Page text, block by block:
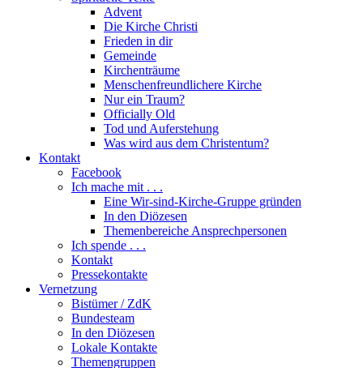
Advent
Die Kirche Christi
Frieden in dir
Gemeinde
Kirchenträume
Menschenfreundlichere Kirche
Nur ein Traum?
Officially Old
Tod und Auferstehung
Was wird aus dem Christentum?
Kontakt
Facebook
Ich mache mit . . .
Eine Wir-sind-Kirche-Gruppe gründen
In den Diözesen
Themenbereiche Ansprechpersonen
Ich spende . . .
Kontakt
Pressekontakte
Vernetzung
Bistümer / ZdK
Bundesteam
In den Diözesen
Lokale Kontakte
Themengruppen